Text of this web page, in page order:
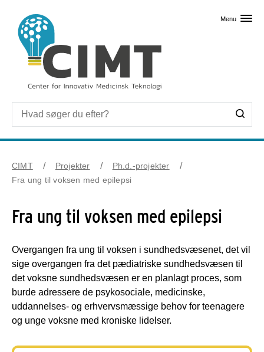
Menu
CIMT Projekter
Ph.d.-projekter
Fra ung til voksen med epilepsi
Fra ung til voksen med epilepsi
Overgangen fra ung til voksen i sundhedsvæsenet, det vil
sige overgangen fra det pædiatriske sundhedsvæsen til
det voksne sundhedsvæsen er en planlagt proces, som
burde adressere de psykosociale, medicinske,
uddannelses- og erhvervsmæssige behov for teenagere
og unge voksne med kroniske lidelser.